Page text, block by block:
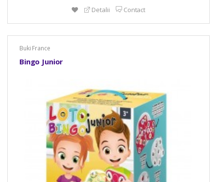
Detalii Contact
Buki France
Bingo Junior